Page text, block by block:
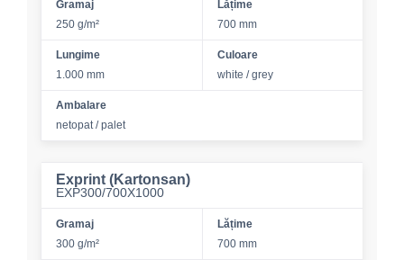
Gramaj
250 g/m²
Lățime
700 mm
Lungime
1.000 mm
Culoare
white / grey
Ambalare
netopat / palet
Exprint (Kartonsan)
EXP300/700X1000
Gramaj
300 g/m²
Lățime
700 mm